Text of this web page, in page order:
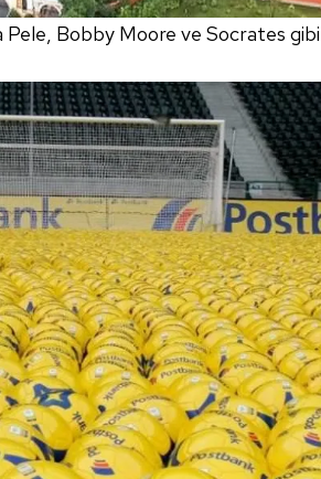
Korunması Kanunu uyarınca
çerezlerle ilgili bilgi almak için
Pele, Bobby Moore ve Socrates